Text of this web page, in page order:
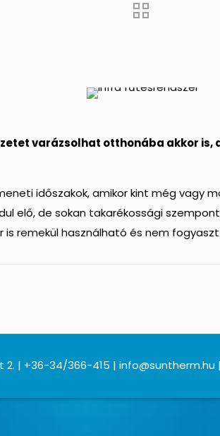
varázsolhat otthonába akkor is,
időszakok, amikor kint még vagy
elő, de sokan takarékossági
is remekül használható és nem
| +36-34/366-415 |